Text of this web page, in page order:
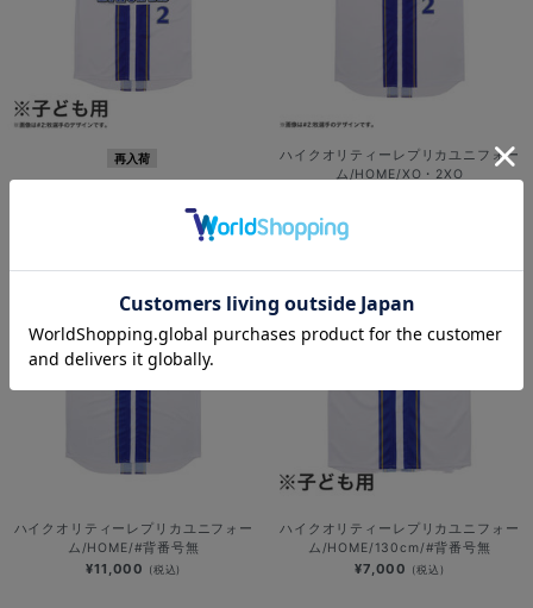
再入荷
ム/HOME/130cm
ハイクオリティーレプリカユニフォー
ム/HOME/XO・2XO
ハイクオリティーレプリカユニフォー
ム/HOME/#背番号無
¥11,000 (税込)
ハイクオリティーレプリカユニフォー
ム/HOME/130cm/#背番号無
¥7,000 (税込)